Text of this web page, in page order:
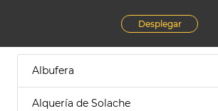
Desplegar
Albufera
Alquería de Solache